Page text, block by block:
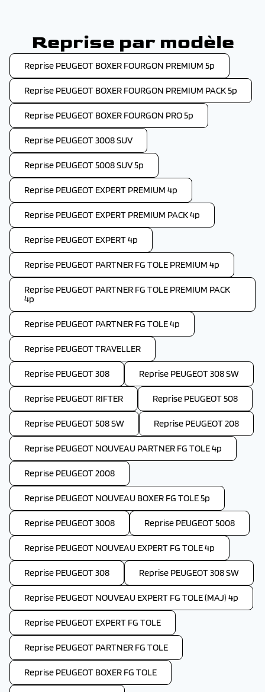
Reprise par modèle
Reprise PEUGEOT BOXER FOURGON PREMIUM 5p
Reprise PEUGEOT BOXER FOURGON PREMIUM PACK 5p
Reprise PEUGEOT BOXER FOURGON PRO 5p
Reprise PEUGEOT 3008 SUV
Reprise PEUGEOT 5008 SUV 5p
Reprise PEUGEOT EXPERT PREMIUM 4p
Reprise PEUGEOT EXPERT PREMIUM PACK 4p
Reprise PEUGEOT EXPERT 4p
Reprise PEUGEOT PARTNER FG TOLE PREMIUM 4p
Reprise PEUGEOT PARTNER FG TOLE PREMIUM PACK
4p
Reprise PEUGEOT PARTNER FG TOLE 4p
Reprise PEUGEOT TRAVELLER
Reprise PEUGEOT 308 Reprise PEUGEOT 308 SW
Reprise PEUGEOT RIFTER Reprise PEUGEOT 508
Reprise PEUGEOT 508 SW Reprise PEUGEOT 208
Reprise PEUGEOT NOUVEAU PARTNER FG TOLE 4p
Reprise PEUGEOT 2008
Reprise PEUGEOT NOUVEAU BOXER FG TOLE 5p
Reprise PEUGEOT 3008 Reprise PEUGEOT 5008
Reprise PEUGEOT NOUVEAU EXPERT FG TOLE 4p
Reprise PEUGEOT 308 Reprise PEUGEOT 308 SW
Reprise PEUGEOT NOUVEAU EXPERT FG TOLE (MAJ) 4p
Reprise PEUGEOT EXPERT FG TOLE
Reprise PEUGEOT PARTNER FG TOLE
Reprise PEUGEOT BOXER FG TOLE